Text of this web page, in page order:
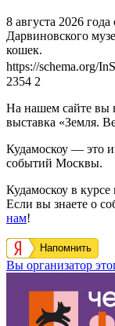
8 августа 2026
Дарвиновского
кошек.
https://schema.org/
2354 2
На нашем сайте вы
выставка «Земля.
Кудамоскоу — это
событий Москвы.
Кудамоскоу в
Если вы знаете о
нам!
Напомнить
Вы организатор